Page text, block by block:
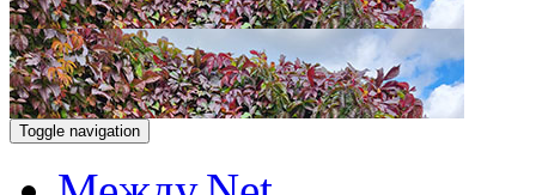
Toggle navigation